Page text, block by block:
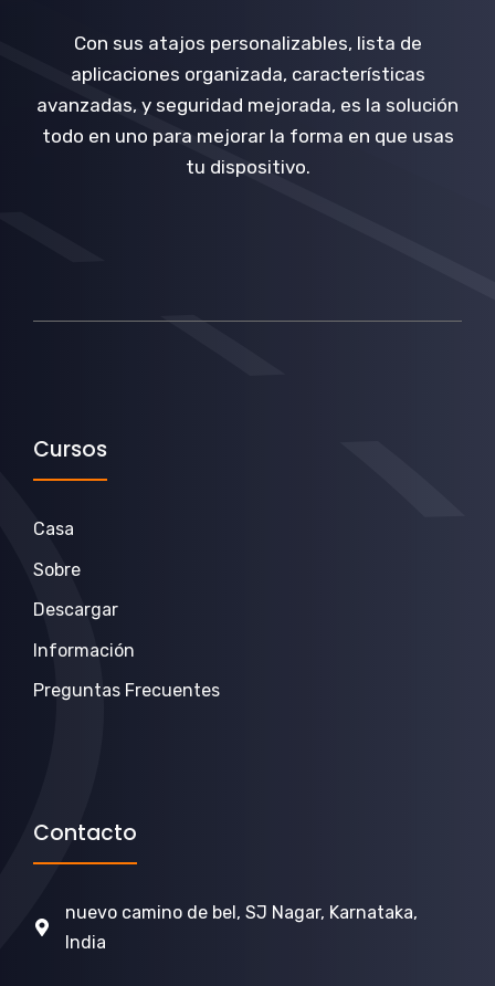
Con sus atajos personalizables, lista de
aplicaciones organizada, características
avanzadas, y seguridad mejorada, es la solución
todo en uno para mejorar la forma en que usas
tu dispositivo.
Cursos
Casa
Sobre
Descargar
Información
Preguntas Frecuentes
Contacto
nuevo camino de bel, SJ Nagar, Karnataka,
India